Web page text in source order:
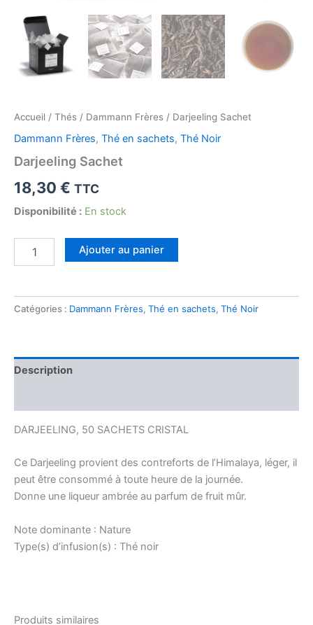
Accueil / Thés / Dammann Frères / Darjeeling Sachet
Dammann Frères, Thé en sachets, Thé Noir
Darjeeling Sachet
18,30 € TTC
Disponibilité : En stock
Ajouter au panier
Catégories : Dammann Frères, Thé en sachets, Thé Noir
Description
DARJEELING, 50 SACHETS CRISTAL
Ce Darjeeling provient des contreforts de l’Himalaya, léger, il
peut être consommé à toute heure de la journée.
Donne une liqueur ambrée au parfum de fruit mûr.
Note dominante : Nature
Type(s) d’infusion(s) : Thé noir
Produits similaires